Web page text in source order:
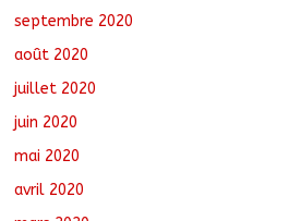
septembre 2020
août 2020
juillet 2020
juin 2020
mai 2020
avril 2020